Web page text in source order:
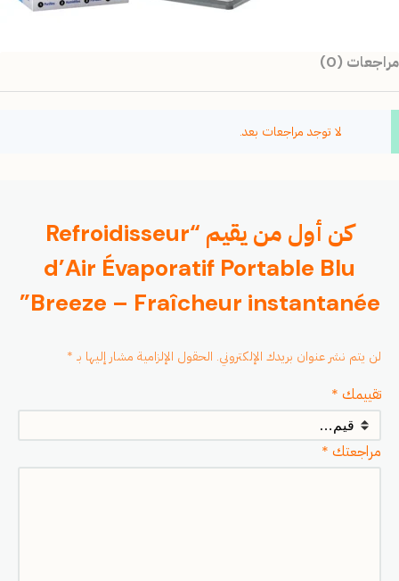
مراجعات (0)
لا توجد مراجعات بعد.
كن أول من يقيم “Refroidisseur
d’Air Évaporatif Portable Blu
Breeze – Fraîcheur instantanée”
لن يتم نشر عنوان بريدك الإلكتروني. الحقول الإلزامية مشار إليها بـ *
تقييمك *
مراجعتك *